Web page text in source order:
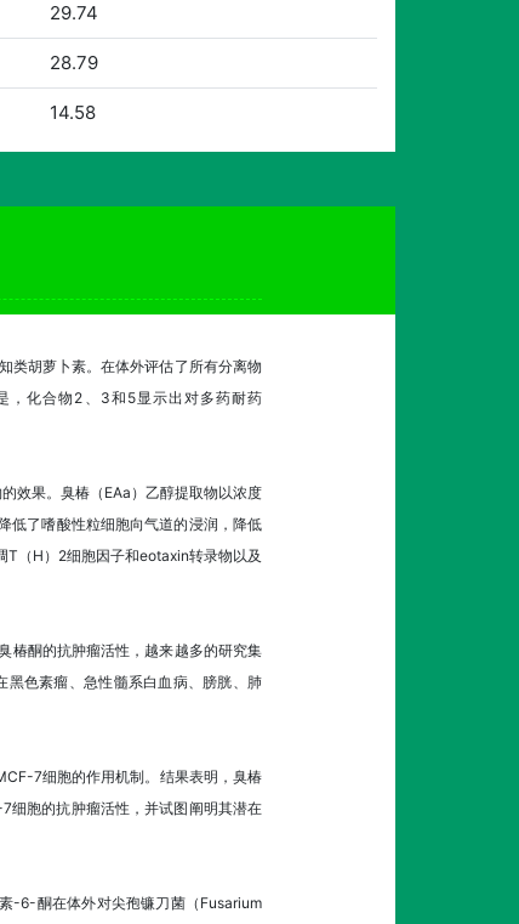
29.74
28.79
14.58
类胡萝卜素。在体外评估了所有分离物
，化合物2、3和5显示出对多药耐药
效果。臭椿（EAa）乙醇提取物以浓度
低了嗜酸性粒细胞向气道的浸润，降低
T（H）2细胞因子和eotaxin转录物以及
椿酮的抗肿瘤活性，越来越多的研究集
黑色素瘤、急性髓系白血病、膀胱、肺
7细胞的作用机制。结果表明，臭椿
细胞的抗肿瘤活性，并试图阐明其潜在
-6-酮在体外对尖孢镰刀菌（Fusarium